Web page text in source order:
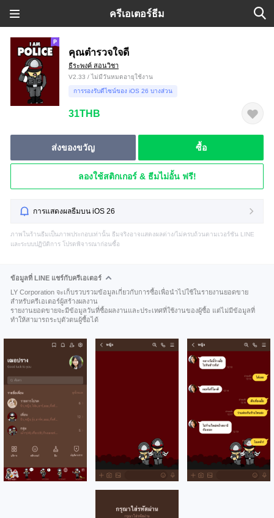
ครีเอเตอร์ธีม
คุณตำรวจใจดี
ธีระพงค์ สอนวิชา
V2.33 / ไม่มีวันหมดอายุใช้งาน
การรองรับดีไซน์ของ iOS 26 บางส่วน
31THB
ส่งของขวัญ ซื้อ
ลองใช้สติกเกอร์ & ธีมไม่อั้น ฟรี!
การแสดงผลธีมบน iOS 26
ภาพในร้านธีมเป็นภาพประกอบเท่านั้น ธีมจริงอาจแสดงผลต่าง/ไม่ครบถ้วนตามเวอร์ชัน LINE
และระบบปฏิบัติการ โปรดพิจารณาก่อนซื้อ
ข้อมูลที่ LINE แชร์กับครีเอเตอร์
LY Corporation จะเก็บรวบรวมข้อมูลเกี่ยวกับการซื้อเพื่อนำไปใช้ในรายงานยอดขาย
สำหรับครีเอเตอร์ผู้สร้างผลงาน
รายงานยอดขายจะมีข้อมูลวันที่ซื้อผลงานและประเทศที่ใช้งานของผู้ซื้อ แต่ไม่มีข้อมูลที่
ทำให้สามารถระบุตัวตนผู้ซื้อได้